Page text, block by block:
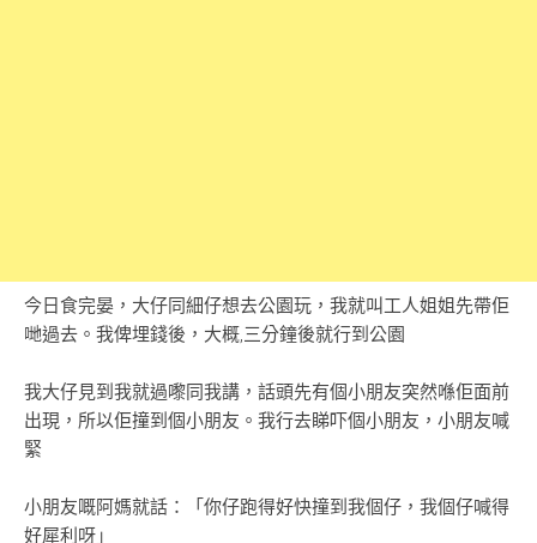
今日食完晏，大仔同細仔想去公園玩，我就叫工人姐姐先帶佢
哋過去。我俾埋錢後，大概,三分鐘後就行到公園
我大仔見到我就過嚟同我講，話頭先有個小朋友突然喺佢面前
出現，所以佢撞到個小朋友。我行去睇吓個小朋友，小朋友喊
緊
小朋友嘅阿媽就話：「你仔跑得好快撞到我個仔，我個仔喊得
好犀利呀」